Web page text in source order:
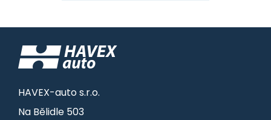
HAVEX-auto s.r.o.
Na Bělidle 503